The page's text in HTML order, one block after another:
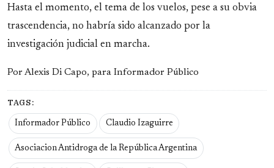
Hasta el momento, el tema de los vuelos, pese a su obvia
trascendencia, no habría sido alcanzado por la
investigación judicial en marcha.
Por Alexis Di Capo, para Informador Público
TAGS:
Informador Público Claudio Izaguirre
Asociacion Antidroga de la República Argentina